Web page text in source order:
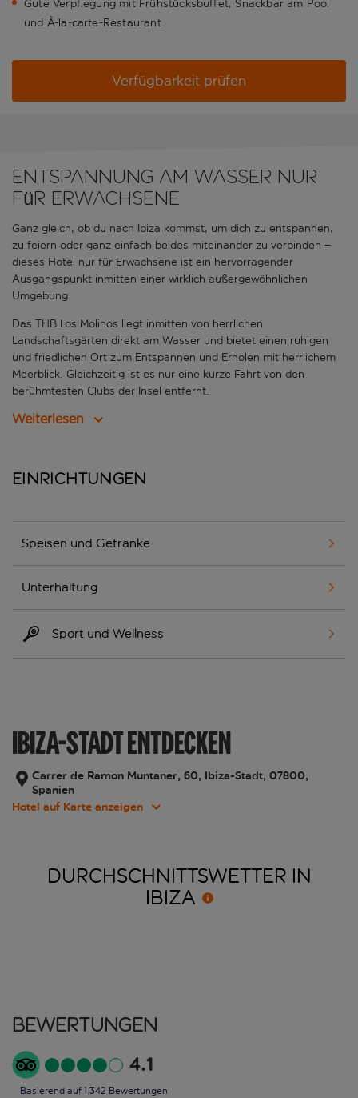
Gute Verpflegung mit Frühstücksbuffet, Snackbar am Pool
und À-la-carte-Restaurant
Verfügbarkeit prüfen
Entspannung am Wasser nur
für Erwachsene
Ganz gleich, ob du nach Ibiza kommst, um dich zu entspannen,
zu feiern oder ganz einfach beides miteinander zu verbinden –
dieses Hotel nur für Erwachsene ist ein hervorragender
Ausgangspunkt inmitten einer wirklich außergewöhnlichen
Umgebung.
Das THB Los Molinos liegt inmitten von herrlichen
Landschaftsgärten direkt am Wasser und bietet einen ruhigen
und friedlichen Ort zum Entspannen und Erholen mit herrlichem
Meerblick. Gleichzeitig ist es nur eine kurze Fahrt von den
berühmtesten Clubs der Insel entfernt.
Weiterlesen
Einrichtungen
Speisen und Getränke
Unterhaltung
Sport und Wellness
IBIZA-STADT ENTDECKEN
Carrer de Ramon Muntaner, 60, Ibiza-Stadt, 07800,
Spanien
Hotel auf Karte anzeigen
DURCHSCHNITTSWETTER IN
IBIZA
Bewertungen
4.1
Basierend auf 1.342 Bewertungen